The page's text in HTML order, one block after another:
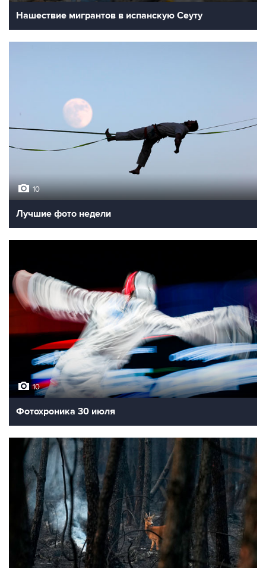
Нашествие мигрантов в испанскую Сеуту
10
Лучшие фото недели
10
Фотохроника 30 июля